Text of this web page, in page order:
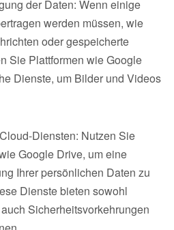
der Daten: Wenn einige
werden müssen, wie
oder gespeicherte
Sie Plattformen wie Google
Dienste, um Bilder und Videos
Diensten: Nutzen Sie
Google Drive, um eine
Ihrer persönlichen Daten zu
Dienste bieten sowohl
Sicherheitsvorkehrungen